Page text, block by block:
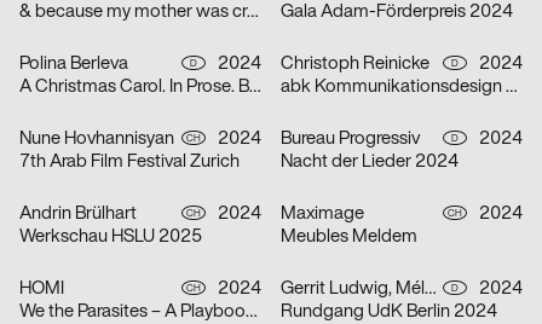
& because my mother was crazy
Gala Adam-Förderpreis 2024
Polina Berleva D
2024
A Christmas Carol. In Prose. Being a Ghost Story of Christmas.
Christoph Reinicke D
2024
abk Kommunikationsdesign Workshops
Nune Hovhannisyan CH
2024
7th Arab Film Festival Zurich
Bureau Progressiv D
2024
Nacht der Lieder 2024
Andrin Brülhart CH
2024
Werkschau HSLU 2025
Maximage CH
2024
Meubles Meldem
HOMI CH
2024
We the Parasites – A Playbook to Complicity
Gerrit Ludwig, Mélan Rouillon D
2024
Rundgang UdK Berlin 2024